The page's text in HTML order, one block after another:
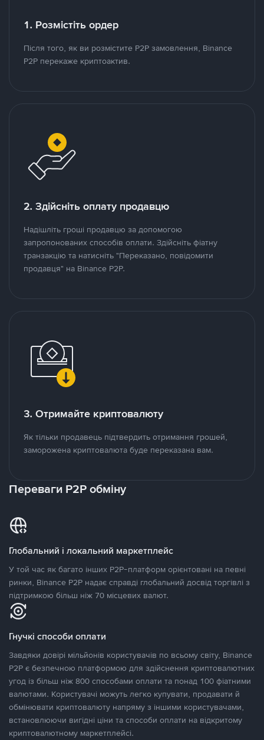
1. Розмістіть ордер
Після того, як ви розмістите P2P замовлення, Binance
P2P перекаже криптоактив.
2. Здійсніть оплату продавцю
Надішліть гроші продавцю за допомогою
запропонованих способів оплати. Здійсніть фіатну
транзакцію та натисніть "Переказано, повідомити
продавця" на Binance P2P.
3. Отримайте криптовалюту
Як тільки продавець підтвердить отримання грошей,
заморожена криптовалюта буде переказана вам.
Переваги P2P обміну
Глобальний і локальний маркетплейс
У той час як багато інших P2P-платформ орієнтовані на певні
ринки, Binance P2P надає справді глобальний досвід торгівлі з
підтримкою більш ніж 70 місцевих валют.
Гнучкі способи оплати
Завдяки довірі мільйонів користувачів по всьому світу, Binance
P2P є безпечною платформою для здійснення криптовалютних
угод із більш ніж 800 способами оплати та понад 100 фіатними
валютами. Користувачі можуть легко купувати, продавати й
обмінювати криптовалюту напряму з іншими користувачами,
встановлюючи вигідні ціни та способи оплати на відкритому
криптовалютному маркетплейсі.